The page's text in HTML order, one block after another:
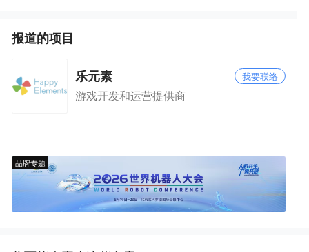
报道的项目
乐元素 我要联络
游戏开发和运营提供商
品牌专题